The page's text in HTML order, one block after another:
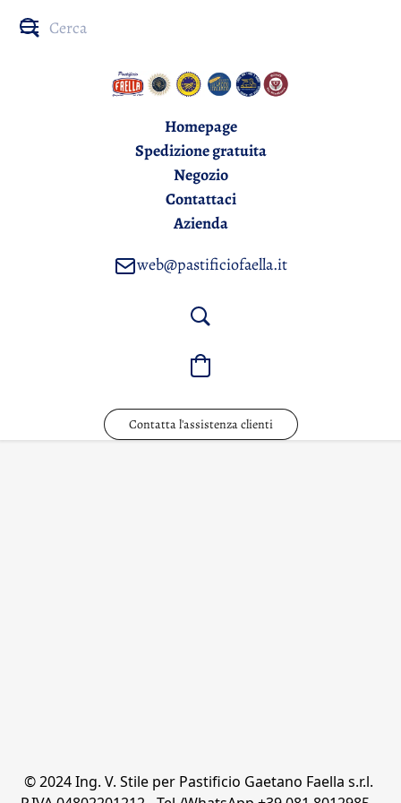
Homepage
Spedizione gratuita
Negozio
Contattaci
Azienda
web@pastificiofaella.it
Contatta l'assistenza clienti
© 2024 Ing. V. Stile per Pastificio Gaetano Faella s.r.l.